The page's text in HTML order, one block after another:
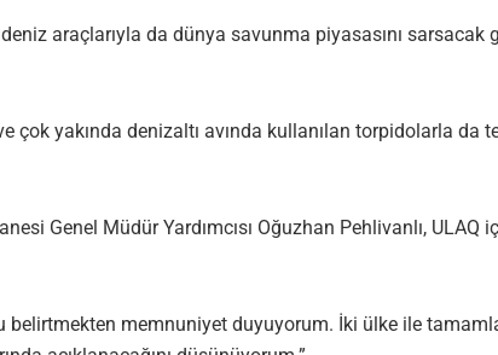
araçlarıyla da dünya savunma piyasasını sarsacak
çok yakında denizaltı avında kullanılan torpidolarla da
Genel Müdür Yardımcısı Oğuzhan Pehlivanlı,
belirtmekten memnuniyet duyuyorum. İki ülke ile